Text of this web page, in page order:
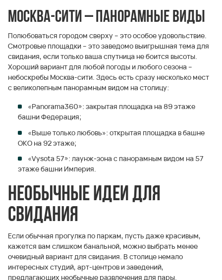
Москва-сити – панорамные виды
Полюбоваться городом сверху – это особое удовольствие.
Смотровые площадки – это заведомо выигрышная тема для
свидания, если только ваша спутница не боится высоты.
Хороший вариант для любой погоды и любого сезона –
небоскребы Москва-сити. Здесь есть сразу несколько мест
с великолепным панорамным видом на столицу:
«Panorama360»: закрытая площадка на 89 этаже
башни Федерация;
«Выше только любовь»: открытая площадка в башне
ОКО на 92 этаже;
«Vysota 57»: лаунж-зона с панорамным видом на 57
этаже башни Империя.
Необычные идеи для
свидания
Если обычная прогулка по паркам, пусть даже красивым,
кажется вам слишком банальной, можно выбрать менее
очевидный вариант для свидания. В столице немало
интересных студий, арт-центров и заведений,
предлагающих необычные развлечения для пары.